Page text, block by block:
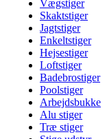
Vægstiger
Skaktstiger
Jagtstiger
Enkeltstiger
Hejsestiger
Loftstiger
Badebrostiger
Poolstiger
Arbejdsbukke
Alu stiger
Træ stiger